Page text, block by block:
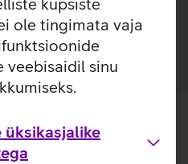
ole tingimata vaja
veebisaidil sinu
üksikasjalike